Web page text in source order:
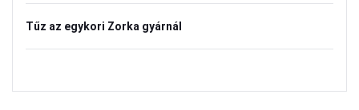
Tűz az egykori Zorka gyárnál